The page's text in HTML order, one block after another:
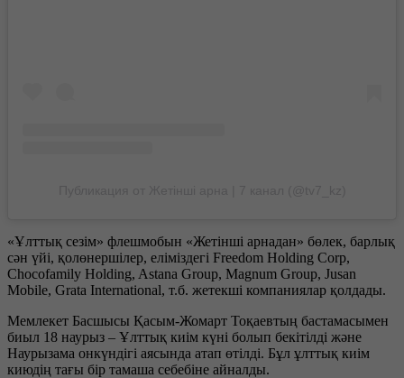
«Ұлттық сезім» флешмобын «Жетінші арнадан» бөлек, барлық
сән үйі, қолөнершілер, еліміздегі Freedom Holding Corp,
Chocofamily Holding, Astana Group, Magnum Group, Jusan
Mobile, Grata International, т.б. жетекші компаниялар қолдады.
Мемлекет Басшысы Қасым-Жомарт Тоқаевтың бастамасымен
биыл 18 наурыз – Ұлттық киім күні болып бекітілді және
Наурызама онкүндігі аясында атап өтілді. Бұл ұлттық киім
киюдің тағы бір тамаша себебіне айналды.